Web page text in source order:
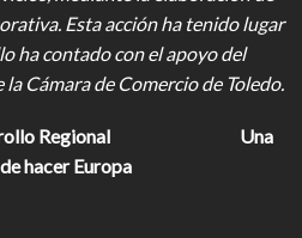
Esta acción ha tenido lugar
ha contado con el apoyo del
Cámara de Comercio de Toledo.
Regional
Una
hacer Europa